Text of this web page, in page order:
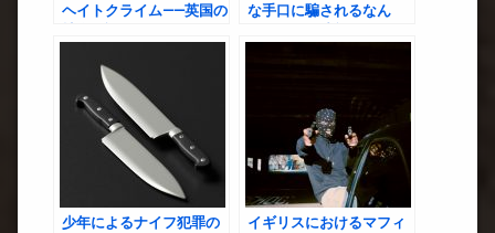
ヘイトクライム——英国の
な手口に騙されるなん
少年によるナイフ犯罪の
イギリスにおけるマフィ